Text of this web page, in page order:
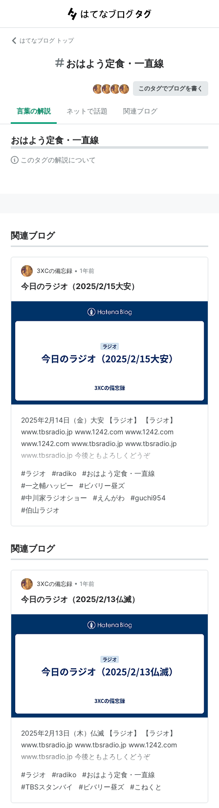
はてなブログ トップ
おはよう定食・一直線
このタグでブログを書く
言葉の解説 ネットで話題 関連ブログ
おはよう定食・一直線
このタグの解説について
関連ブログ
3XCの備忘録 • 1年前
今日のラジオ（2025/2/15大安）
2025年2月14日（金）大安 【ラジオ】 【ラジオ】
www.tbsradio.jp www.1242.com www.1242.com
www.1242.com www.tbsradio.jp www.tbsradio.jp
www.tbsradio.jp 今後ともよろしくどうぞ
#ラジオ #radiko #おはよう定食・一直線
#一之輔ハッピー #ビバリー昼ズ
#中川家ラジオショー #えんがわ #guchi954
#伯山ラジオ
関連ブログ
3XCの備忘録 • 1年前
今日のラジオ（2025/2/13仏滅）
2025年2月13日（木）仏滅 【ラジオ】 【ラジオ】
www.tbsradio.jp www.tbsradio.jp www.1242.com
www.tbsradio.jp 今後ともよろしくどうぞ
#ラジオ #radiko #おはよう定食・一直線
#TBSスタンバイ #ビバリー昼ズ #こねくと